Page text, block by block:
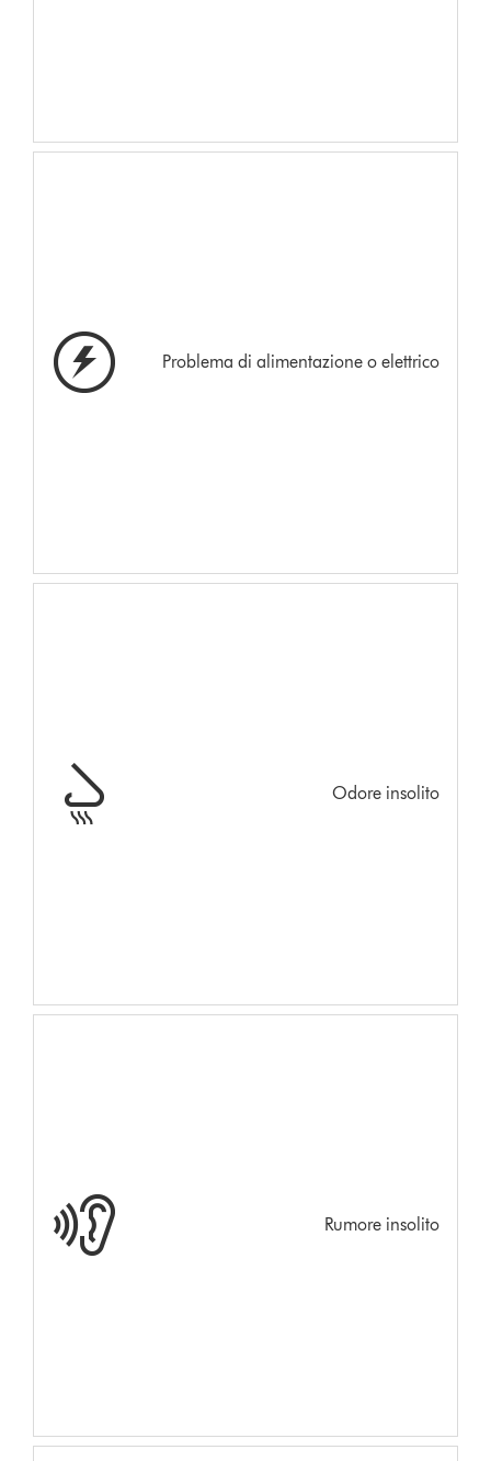
Problema di alimentazione o elettrico
Odore insolito
Rumore insolito